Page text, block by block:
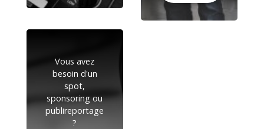
Vous avez
besoin d'un
spot,
sponsoring ou
publireportage
?